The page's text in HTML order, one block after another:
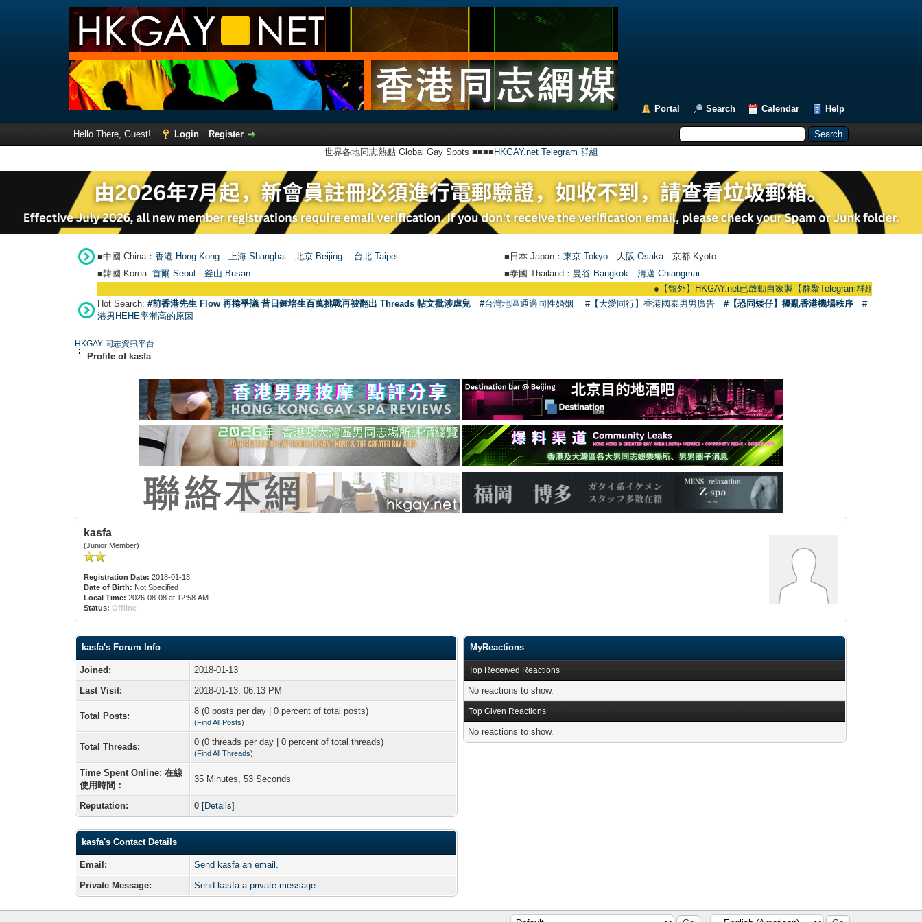
Portal Search Calendar Help
Hello There, Guest! Login
Register
世界各地同志熱點 Global Gay Spots ■■■■ HKGAY.net Telegram 群組
■中國 China： 香港 Hong Kong 上海 Shanghai 北京 Beijing 台北 Taipei ■日本 Japan： 東京 Tokyo 大阪 Osaka 京都 Kyoto
■韓國 Korea: 首爾 Seou 釜山 Busan ■泰國 Thailand： 曼谷 Bangkok
清邁 Chiangmai
【號外】HKGAY.net已啟動自家製【群聚Telegram群組】
Hot Search: #前香港先生 Flow 再捲爭議 昔日鍾培生百萬挑戰再被翻出 Threads 帖文批涉虐兒 #台灣地區通過同性婚姻 #【大愛同行】香港國泰男男廣告 #【恐同矮仔】擾亂香港機場秩序
#
港男HEHE率漸高的原因
HKGAY 同志資訊平台
Profile of kasfa
kasfa
(Junior Member)
Registration Date: 2018-01-13
Date of Birth: Not Specified
Local Time: 2026-08-08 at 12:58 AM
Status: Offline
kasfa's Forum Info
Joined:
2018-01-13
Last Visit:
2018-01-13, 06:13 PM
Total Posts: 8 (0 posts per day | 0 percent of total posts)
(Find All Posts)
Total Threads: 0 (0 threads per day | 0 percent of total threads)
(Find All Threads)
Time Spent Online: 在線
使用時間：
35 Minutes, 53 Seconds
Reputation: 0 [Details]
kasfa's Contact Details
Email:
Send kasfa an email.
Private Message:
Send kasfa a private message.
MyReactions
Top Received Reactions
No reactions to show.
Top Given Reactions
No reactions to show.